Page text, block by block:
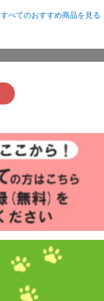
すべてのおすすめ商品を見る